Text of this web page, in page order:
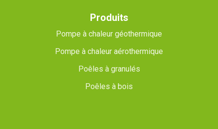
Produits
Pompe à chaleur géothermique
Pompe à chaleur aérothermique
Poêles à granulés
Poêles à bois